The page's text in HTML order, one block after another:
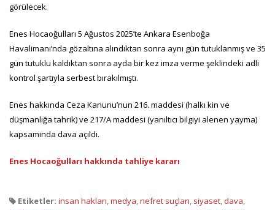
görülecek.
Enes Hocaoğulları 5 Ağustos 2025’te Ankara Esenboğa
Havalimanı’nda gözaltına alındıktan sonra aynı gün tutuklanmış ve 35
gün tutuklu kaldıktan sonra ayda bir kez imza verme şeklindeki adli
kontrol şartıyla serbest bırakılmıştı.
Enes hakkında Ceza Kanunu’nun 216. maddesi (halkı kin ve
düşmanlığa tahrik) ve 217/A maddesi (yanıltıcı bilgiyi alenen yayma)
kapsamında dava açıldı.
Enes Hocaoğulları hakkında tahliye kararı
Etiketler: insan hakları,medya,nefret suçları, siyaset,dava,